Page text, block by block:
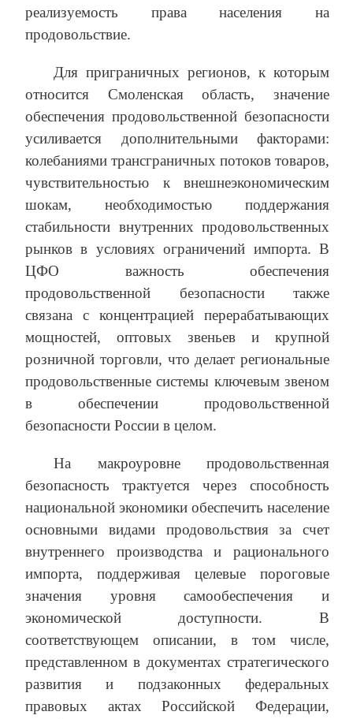
реализуемость права населения на
продовольствие.
Для приграничных регионов, к которым
относится Смоленская область, значение
обеспечения продовольственной безопасности
усиливается дополнительными факторами:
колебаниями трансграничных потоков товаров,
чувствительностью к внешнеэкономическим
шокам, необходимостью поддержания
стабильности внутренних продовольственных
рынков в условиях ограничений импорта. В
ЦФО важность обеспечения
продовольственной безопасности также
связана с концентрацией перерабатывающих
мощностей, оптовых звеньев и крупной
розничной торговли, что делает региональные
продовольственные системы ключевым звеном
в обеспечении продовольственной
безопасности России в целом.
На макроуровне продовольственная
безопасность трактуется через способность
национальной экономики обеспечить население
основными видами продовольствия за счет
внутреннего производства и рационального
импорта, поддерживая целевые пороговые
значения уровня самообеспечения и
экономической доступности. В
соответствующем описании, в том числе,
представленном в документах стратегического
развития и подзаконных федеральных
правовых актах Российской Федерации,